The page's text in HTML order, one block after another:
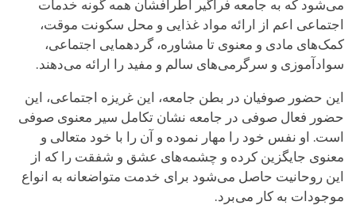
می‌شود که به جامعه فراگیر اطرافشان همه گونه خدمات
اجتماعی اعم از ارائه مواد غذایی و محل سکونت موقت،
کمک‌های مادی و معنوی تا مشاوره، گردهمایی اجتماعی،
سوادآموزی و سرگرمی‌های سالم و مفید را ارائه می‌دهند.
این حضور صوفیان در بطن جامعه، این غریزه اجتماعی، این
حضور فعال صوفی در جامعه نشان تکامل سیر معنوی صوفی
است. او نفس خود را مهار نموده و آن را با خود متعالی و
معنوی جایگزین کرده و چشمه‌های عشق و شفقت را که از
این روحانیت حاصل می‌شود برای خدمت متواضعانه به انواع
موجودات به کار می‌برد.